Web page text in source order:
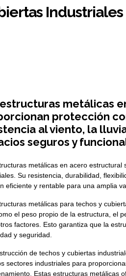
Industriales
metálicas
protección
al viento, la
seguros y
metálicas en acero
Su resistencia, durabilidad,
eficiente y rentable para una amplia
metálicas para techos y
el peso propio de la estructura, el
factores. Esto garantiza que la
y seguridad.
de techos y cubiertas
sectores industriales para
Estas estructuras metálicas